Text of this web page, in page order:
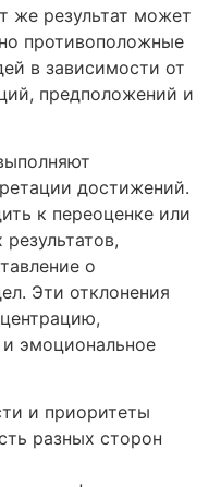
же результат может
противоположные
в зависимости от
предположений и
достижений.
к переоценке или
о
Эти отклонения
эмоциональное
и приоритеты
разных сторон